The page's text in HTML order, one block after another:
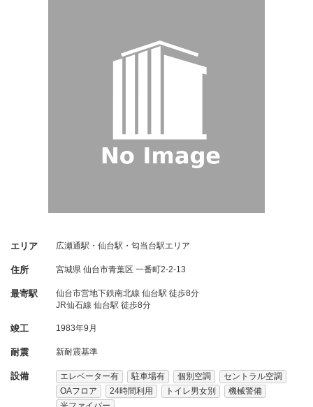
エリア 広瀬通駅・仙台駅・匂当台駅エリア
住所 宮城県 仙台市青葉区 一番町2-2-13
最寄駅
仙台市営地下鉄南北線 仙台駅 徒歩8分
JR仙石線 仙台駅 徒歩8分
竣工 1983年9月
耐震 新耐震基準
設備 エレベーター有 駐車場有 個別空調
セントラル空調
OAフロア
24時間利用 トイレ男女別
機械警備